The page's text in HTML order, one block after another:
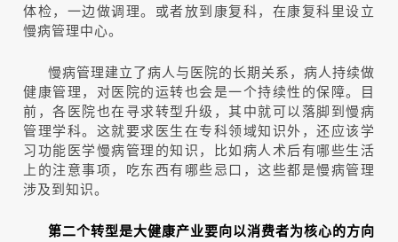
体检，一边做调理。或者放到康复科，在康复科里设立
慢病管理中心。
慢病管理建立了病人与医院的长期关系，病人持续做
健康管理，对医院的运转也会是一个持续性的保障。目
前，各医院也在寻求转型升级，其中就可以落脚到慢病
管理学科。这就要求医生在专科领域知识外，还应该学
习功能医学慢病管理的知识，比如病人术后有哪些生活
上的注意事项，吃东西有哪些忌口，这些都是慢病管理
涉及到知识。
第二个转型是大健康产业要向以消费者为核心的方向